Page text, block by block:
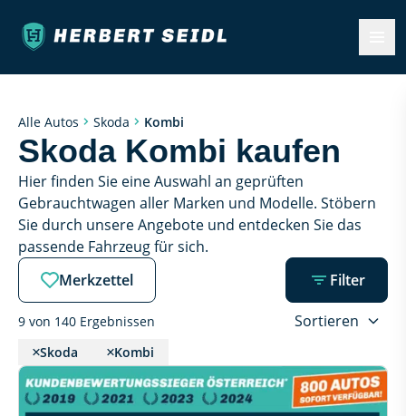
Alle Autos Skoda Kombi
Skoda Kombi kaufen
Hier finden Sie eine Auswahl an geprüften
Gebrauchtwagen aller Marken und Modelle. Stöbern
Sie durch unsere Angebote und entdecken Sie das
passende Fahrzeug für sich.
Merkzettel
Filter
9 von 140 Ergebnissen Sortieren
Skoda Kombi